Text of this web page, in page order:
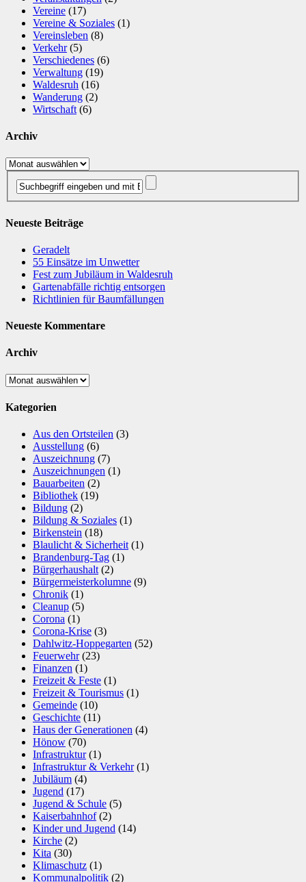
Vereine (17)
Vereine & Soziales (1)
Vereinsleben (8)
Verkehr(5)
Verschiedenes (6)
Verwaltung (19)
Waldesruh (16)
Wanderung (2)
Wirtschaft (6)
Archiv
Archiv
Neueste Beiträge
Geradelt
​55 Einsätze im Unwetter
Fest zum Jubiläum in Waldesruh
Gartenabfälle richtig entsorgen
Richtlinien für Baumfällungen
Neueste Kommentare
Archiv
Archiv
Kategorien
Aus den Ortsteilen (3)
Ausstellung (6)
Auszeichnung (7)
Auszeichnungen (1)
Bauarbeiten (2)
Bibliothek (19)
Bildung (2)
Bildung & Soziales (1)
Birkenstein (18)
Blaulicht & Sicherheit (1)
Brandenburg-Tag (1)
Bürgerhaushalt (2)
Bürgermeisterkolumne (9)
Chronik (1)
Cleanup (5)
Corona (1)
Corona-Krise (3)
Dahlwitz-Hoppegarten (52)
Feuerwehr(23)
Finanzen (1)
Freizeit & Feste (1)
Freizeit & Tourismus (1)
Gemeinde (10)
Geschichte (11)
Haus der Generationen (4)
Hönow (70)
Infrastruktur(1)
Infrastruktur & Verkehr(1)
Jubiläum (4)
Jugend (17)
Jugend & Schule (5)
Kaiserbahnhof(2)
Kinder und Jugend (14)
Kirche (2)
Kita (30)
Klimaschutz (1)
Kommunalpolitik (2)